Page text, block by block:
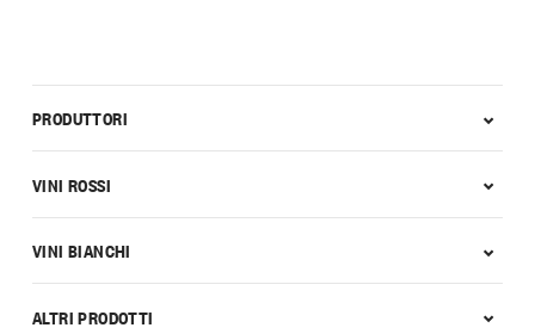
PRODUTTORI
VINI ROSSI
VINI BIANCHI
ALTRI PRODOTTI